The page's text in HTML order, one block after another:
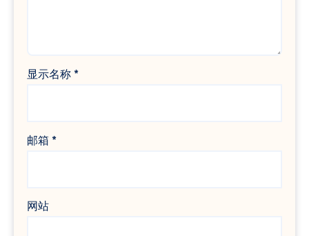
显示名称 *
邮箱 *
网站